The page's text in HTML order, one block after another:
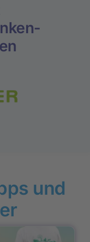
und